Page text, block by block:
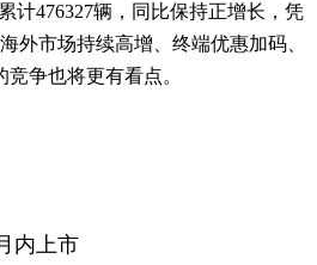
计476327辆，同比保持正增长，凭
外市场持续高增、终端优惠加码、
争也将更有看点。
内上市